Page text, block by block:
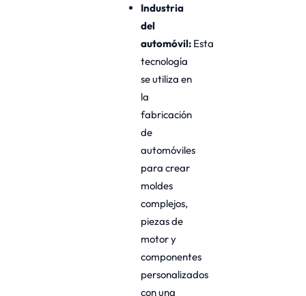
Industria
del
automóvil: Esta
tecnología
se utiliza en
la
fabricación
de
automóviles
para crear
moldes
complejos,
piezas de
motor y
componentes
personalizados
con una